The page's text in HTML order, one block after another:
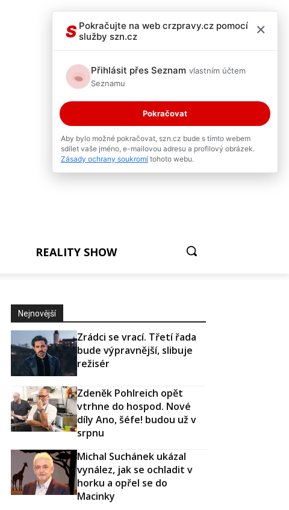
REALITY SHOW
Nejnovější
Zrádci se vrací. Třetí řada
bude výpravnější, slibuje
režisér
Zdeněk Pohlreich opět
vtrhne do hospod. Nové
díly Ano, šéfe! budou už v
srpnu
Michal Suchánek ukázal
vynález, jak se ochladit v
horku a opřel se do
Macinky
S Pokračujte na web crzpravy.cz pomocí
služby szn.cz
×
Přihlásit přes Seznam vlastním účtem
Seznamu
Pokračovat
Aby bylo možné pokračovat, szn.cz bude s tímto webem
sdílet vaše jméno, e-mailovou adresu a profilový obrázek.
Zásady ochrany soukromí tohoto webu.